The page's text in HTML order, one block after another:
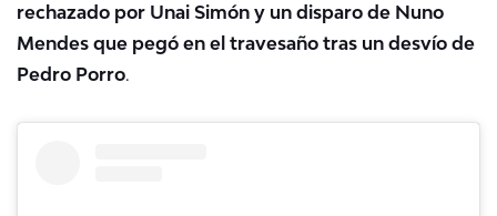
rechazado por Unai Simón y un disparo de Nuno
Mendes que pegó en el travesaño tras un desvío de
Pedro Porro.